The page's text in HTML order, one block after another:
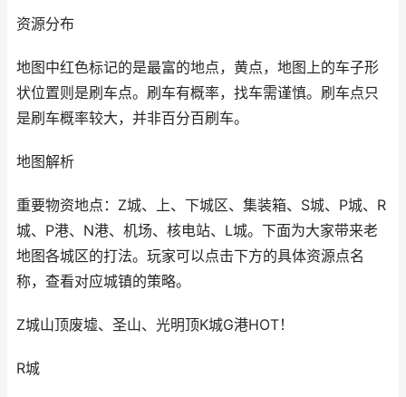
资源分布
地图中红色标记的是最富的地点，黄点，地图上的车子形
状位置则是刷车点。刷车有概率，找车需谨慎。刷车点只
是刷车概率较大，并非百分百刷车。
地图解析
重要物资地点：Z城、上、下城区、集装箱、S城、P城、R
城、P港、N港、机场、核电站、L城。下面为大家带来老
地图各城区的打法。玩家可以点击下方的具体资源点名
称，查看对应城镇的策略。
Z城山顶废墟、圣山、光明顶K城G港HOT！
R城